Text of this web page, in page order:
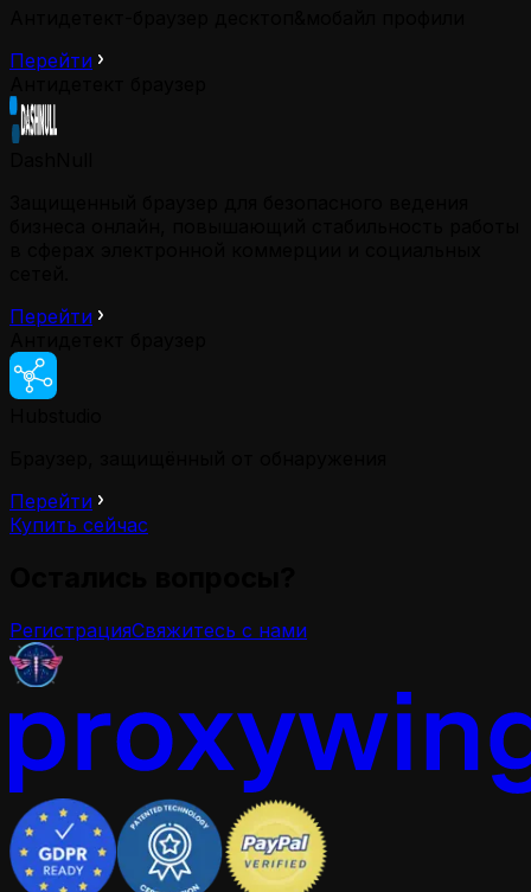
Перейти
Перейти
Перейти
Купить сейчас
РегистрацияСвяжитесь с нами